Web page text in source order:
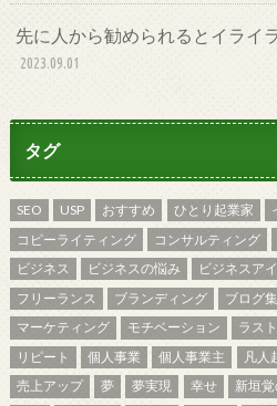
先に人から勧められるとイライ
2023.09.01
タグ
SEO USP おすすめ ひとり起業家
コピーライティング
コンサルティング
ビジネス
ビジネスの悩み ビジネスア
フリーランス
ブランディング ブログ
マーケティング
モチベーション ラス
リピート
個人事業 個人事業主 凡人
売上アップ
夢 夢実現 幸せ 新垣